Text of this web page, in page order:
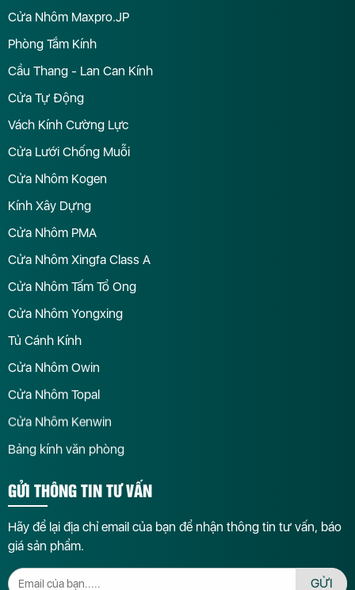
Cửa Nhôm Maxpro.JP
Phòng Tắm Kính
Cầu Thang - Lan Can Kính
Cửa Tự Động
Vách Kính Cường Lực
Cửa Lưới Chống Muỗi
Cửa Nhôm Kogen
Kính Xây Dựng
Cửa Nhôm PMA
Cửa Nhôm Xingfa Class A
Cửa Nhôm Tấm Tổ Ong
Cửa Nhôm Yongxing
Tủ Cánh Kính
Cửa Nhôm Owin
Cửa Nhôm Topal
Cửa Nhôm Kenwin
Bảng kính văn phòng
GỬI THÔNG TIN TƯ VẤN
Hãy để lại địa chỉ email của bạn để nhận thông tin tư vấn, báo
giá sản phẩm.
GỬI